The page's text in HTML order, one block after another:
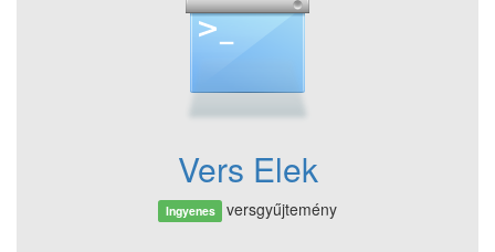
Vers Elek
Ingyenes versgyűjtemény